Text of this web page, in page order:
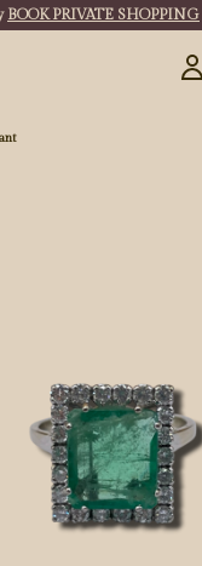
BOOK PRIVATE SHOPPING